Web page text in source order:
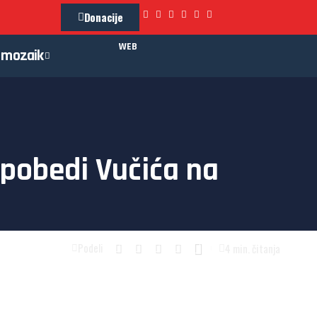
Donacije
mozaik WEB
Vučića na